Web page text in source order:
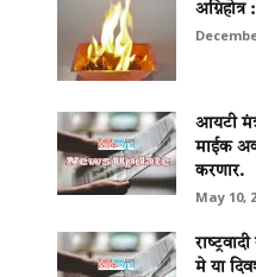
अग्निहोत्र
आयटी
माईक
करणार.
May 10,
मे या